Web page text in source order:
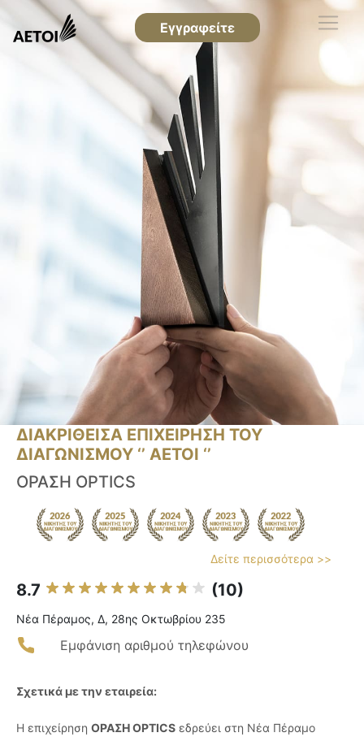
Εγγραφείτε
ΔΙΑΚΡΙΘΕΙΣΑ ΕΠΙΧΕΙΡΗΣΗ ΤΟΥ
ΔΙΑΓΩΝΙΣΜΟΥ ‘’ ΑΕΤΟΙ ‘’
ΟΡΑΣΗ OPTICS
Δείτε περισσότερα >>
8.7 (10)
Νέα Πέραμος, Δ, 28ης Οκτωβρίου 235
Εμφάνιση αριθμού τηλεφώνου
Σχετικά με την εταιρεία:
Η επιχείρηση ΟΡΑΣΗ OPTICS εδρεύει στη Νέα Πέραμο